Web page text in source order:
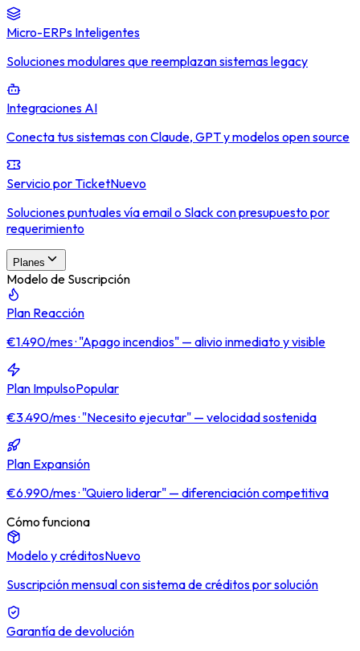
Micro-ERPs Inteligentes
Soluciones modulares que reemplazan sistemas legacy
Integraciones AI
Conecta tus sistemas con Claude, GPT y modelos open source
Servicio por TicketNuevo
Soluciones puntuales vía email o Slack con presupuesto por
requerimiento
Planes
Modelo de Suscripción
Plan Reacción
€1.490/mes · "Apago incendios" — alivio inmediato y visible
Plan ImpulsoPopular
€3.490/mes · "Necesito ejecutar" — velocidad sostenida
Plan Expansión
€6.990/mes · "Quiero liderar" — diferenciación competitiva
Cómo funciona
Modelo y créditosNuevo
Suscripción mensual con sistema de créditos por solución
Garantía de devolución